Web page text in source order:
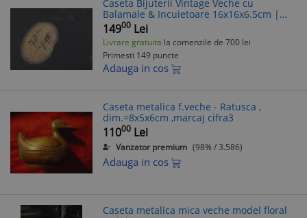
Caseta Bijuterii Vintage Veche cu
Balamale & Incuietoare 16x16x6.5cm |
Cutie Gablonturi Antica
14900 Lei
Livrare gratuita la comenzile de 700 lei
Primesti 149 puncte
Adauga in cos
Caseta metalica f.veche - Ratusca ,
dim.=8x5x6cm ,marcaj cifra3
11000 Lei
Vanzator premium (98% / 3.586)
Adauga in cos
Caseta metalica mica veche model floral